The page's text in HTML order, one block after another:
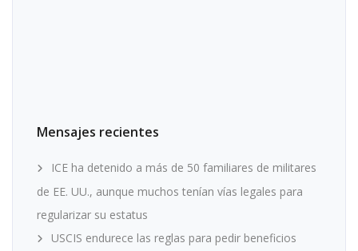
Mensajes recientes
ICE ha detenido a más de 50 familiares de militares
de EE. UU., aunque muchos tenían vías legales para
regularizar su estatus
USCIS endurece las reglas para pedir beneficios